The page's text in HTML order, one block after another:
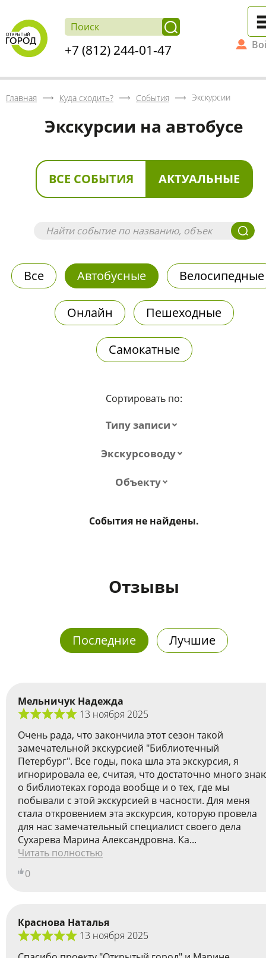
+7 (812) 244-01-47
Главная Куда сходить? События Экскурсии
Экскурсии на автобусе
ВСЕ СОБЫТИЯ АКТУАЛЬНЫЕ
Все Автобусные Велосипедные
Онлайн Пешеходные
Самокатные
Сортировать по:
Типу записи
Экскурсоводу
Объекту
События не найдены.
Отзывы
Последние Лучшие
Мельничук Надежда
13 ноября 2025
Очень рада, что закончила этот сезон такой
замечательной экскурсией "Библиотечный
Петербург". Все годы, пока шла эта экскурсия, я
игнорировала ее, считая, что достаточно много
о библиотеках города вообще и о тех, где мы
побывали с этой экскурсией в часности. Для меня
стала откровением эта экскурсия, которую провела
для нас замечательный специалист своего дела
Сухарева Марина Александровна. Ка...
Читать полностью
0
Краснова Наталья
13 ноября 2025